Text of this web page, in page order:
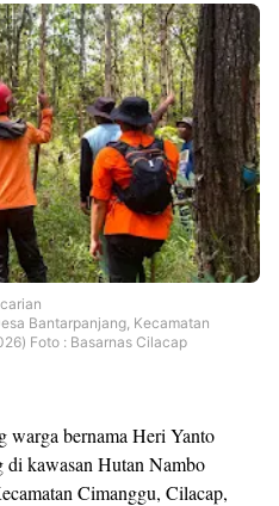
Bantarpanjang, Kecamatan
Foto : Basarnas Cilacap
warga bernama Heri Yanto
kawasan Hutan Nambo
Cimanggu, Cilacap,